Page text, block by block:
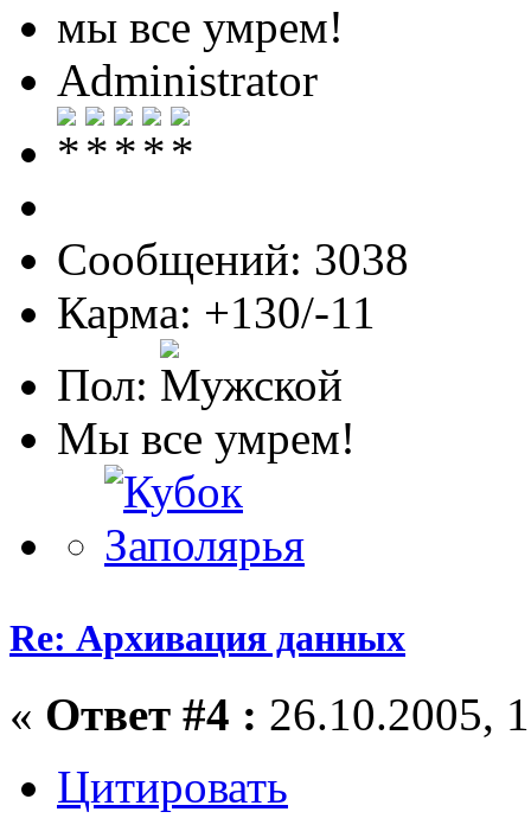
мы все умрем!
Administrator
Сообщений: 3038
Карма: +130/-11
Пол:
Мы все умрем!
Re: Архивация данных
« Ответ #4 : 26.10.2005,
Цитировать